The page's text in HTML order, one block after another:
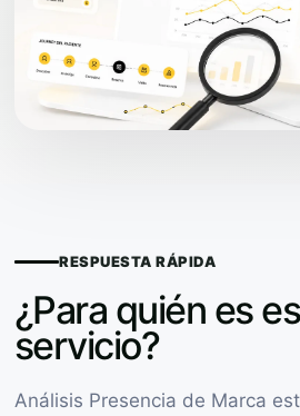
RESPUESTA RÁPIDA
¿Para quién es
servicio?
Análisis Presencia de Marca